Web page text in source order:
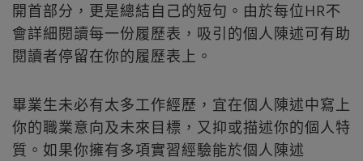
開首部分，更是總結自己的短句。由於每位HR不
會詳細閱讀每一份履歷表，吸引的個人陳述可有助
閱讀者停留在你的履歷表上。
畢業生未必有太多工作經歷，宜在個人陳述中寫上
你的職業意向及未來目標，又抑或描述你的個人特
質。如果你擁有多項實習經驗能於個人陳述